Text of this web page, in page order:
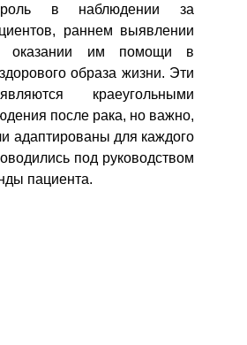
в наблюдении за
раннем выявлении
оказании им помощи в
образа жизни. Эти
краеугольными
после рака, но важно,
адаптированы для каждого
под руководством
пациента.